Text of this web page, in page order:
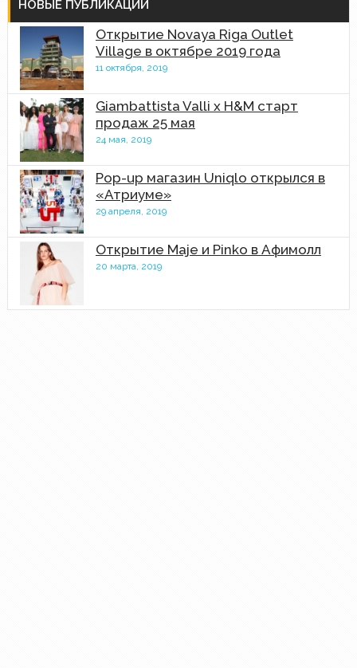
НОВЫЕ ПУБЛИКАЦИИ
Открытие Novaya Riga Outlet
Village в октябре 2019 года
11 октября, 2019
Giambattista Valli x H&M старт
продаж 25 мая
24 мая, 2019
Pop-up магазин Uniqlo открылся в
«Атриуме»
29 апреля, 2019
Открытие Maje и Pinko в Афимолл
20 марта, 2019